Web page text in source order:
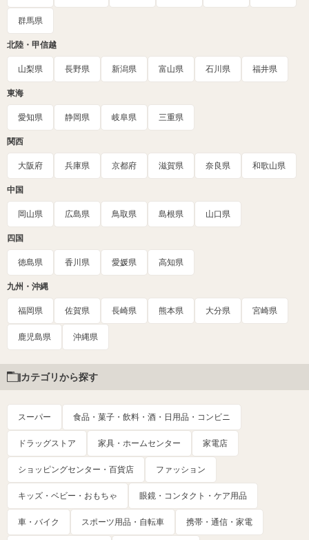
群馬県
北陸・甲信越
山梨県 長野県 新潟県 富山県 石川県 福井県
東海
愛知県 静岡県 岐阜県 三重県
関西
大阪府 兵庫県 京都府 滋賀県 奈良県 和歌山県
中国
岡山県 広島県 鳥取県 島根県 山口県
四国
徳島県 香川県 愛媛県 高知県
九州・沖縄
福岡県 佐賀県 長崎県 熊本県 大分県 宮崎県
鹿児島県 沖縄県
カテゴリから探す
スーパー 食品・菓子・飲料・酒・日用品・コンビニ
ドラッグストア 家具・ホームセンター 家電店
ショッピングセンター・百貨店 ファッション
キッズ・ベビー・おもちゃ 眼鏡・コンタクト・ケア用品
車・バイク スポーツ用品・自転車 携帯・通信・家電